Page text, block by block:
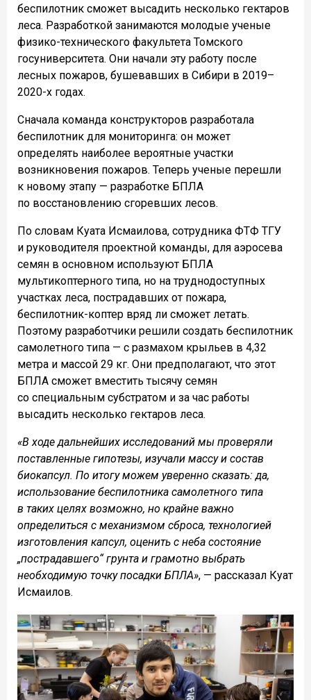
беспилотник сможет высадить несколько гектаров
леса. Разработкой занимаются молодые ученые
физико-технического факультета Томского
госуниверситета. Они начали эту работу после
лесных пожаров, бушевавших в Сибири в 2019–
2020-х годах.
Сначала команда конструкторов разработала
беспилотник для мониторинга: он может
определять наиболее вероятные участки
возникновения пожаров. Теперь ученые перешли
к новому этапу — разработке БПЛА
по восстановлению сгоревших лесов.
По словам Куата Исмаилова, сотрудника ФТФ ТГУ
и руководителя проектной команды, для аэросева
семян в основном используют БПЛА
мультикоптерного типа, но на труднодоступных
участках леса, пострадавших от пожара,
беспилотник-коптер вряд ли сможет летать.
Поэтому разработчики решили создать беспилотник
самолетного типа — с размахом крыльев в 4,32
метра и массой 29 кг. Они предполагают, что этот
БПЛА сможет вместить тысячу семян
со специальным субстратом и за час работы
высадить несколько гектаров леса.
«В ходе дальнейших исследований мы проверяли
поставленные гипотезы, изучали массу и состав
биокапсул. По итогу можем уверенно сказать: да,
использование беспилотника самолетного типа
в таких целях возможно, но крайне важно
определиться с механизмом сброса, технологией
изготовления капсул, оценить с неба состояние
„пострадавшего“ грунта и грамотно выбрать
необходимую точку посадки БПЛА», — рассказал Куат
Исмаилов.